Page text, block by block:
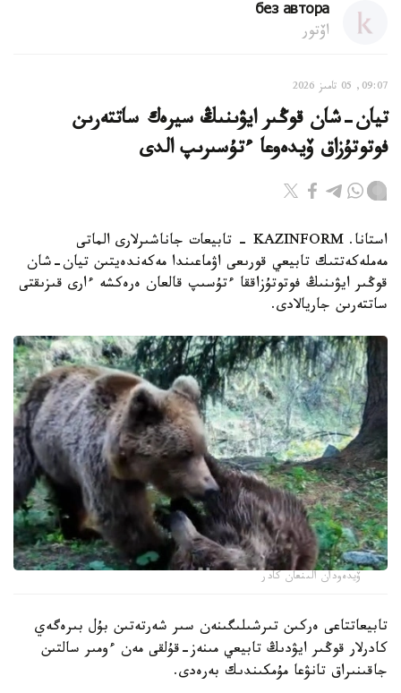
без автора
اۆتور
09:07, 05 تامىز 2026
تيان-شان قوڭىر ايۋىنىڭ سيرەك ساتتەرىن
فوتوتۇزاق ۆيدەوعا ءتۇسىرىپ الدى
استانا. KAZINFORM - تابيعات جاناشىرلارى الماتى
مەملەكەتتىك تابيعي قورىعى اۋماعىندا مەكەندەيتىن تيان-شان
قوڭىر ايۋىنىڭ فوتوتۇزاققا ءتۇسىپ قالعان ەرەكشە ءارى قىزىقتى
ساتتەرىن جاريالادى.
ۆيدەودان الىنعان كادر
تابيعاتتاعى ەركىن تىرشىلىگىنەن سىر شەرتەتىن بۇل بىرەگەي
كادرلار قوڭىر ايۋدىڭ تابيعي مىنەز-قۇلقى مەن ءومىر سالتىن
جاقىنىراق تانۋعا مۇمكىندىك بەرەدى.